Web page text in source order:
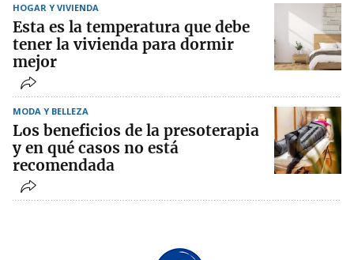
HOGAR Y VIVIENDA
Esta es la temperatura que debe
tener la vivienda para dormir
mejor
MODA Y BELLEZA
Los beneficios de la presoterapia
y en qué casos no está
recomendada